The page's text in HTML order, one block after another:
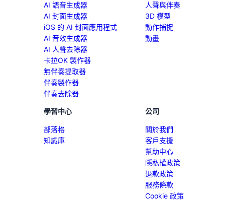
AI 語音生成器
AI 封面生成器
iOS 的 AI 封面應用程式
AI 音效生成器
AI 人聲去除器
卡拉OK 製作器
無伴奏提取器
伴奏製作器
伴奏去除器
人聲與伴奏
3D 模型
動作捕捉
動畫
學習中心
部落格
知識庫
公司
關於我們
客戶支援
幫助中心
隱私權政策
退款政策
服務條款
Cookie 政策